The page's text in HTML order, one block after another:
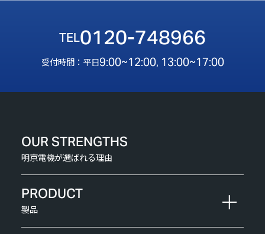
0120-748966
受付時間：平日9:00~12:00, 13:00~17:00
OUR STRENGTHS
明京電機が選ばれる理由
PRODUCT
製品